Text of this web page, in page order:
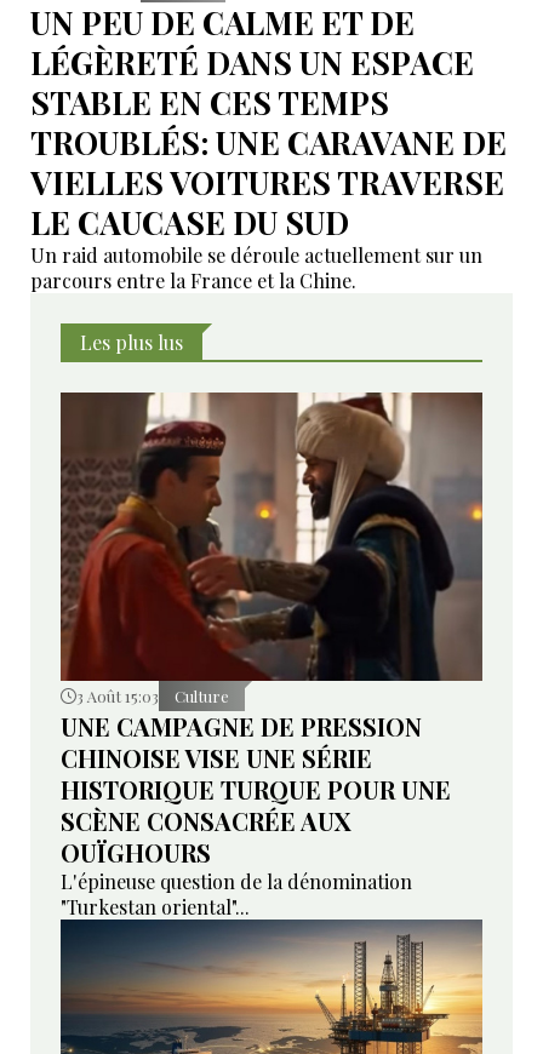
UN PEU DE CALME ET DE
LÉGÈRETÉ DANS UN ESPACE
STABLE EN CES TEMPS
TROUBLÉS: UNE CARAVANE DE
VIELLES VOITURES TRAVERSE
LE CAUCASE DU SUD
Un raid automobile se déroule actuellement sur un
parcours entre la France et la Chine.
Les plus lus
3 Août 15:03 Culture
UNE CAMPAGNE DE PRESSION
CHINOISE VISE UNE SÉRIE
HISTORIQUE TURQUE POUR UNE
SCÈNE CONSACRÉE AUX
OUÏGHOURS
L'épineuse question de la dénomination
"Turkestan oriental"...